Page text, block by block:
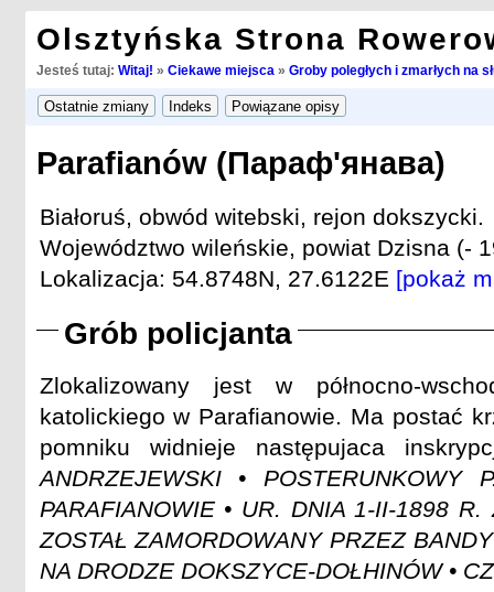
Olsztyńska Strona
Jesteś tutaj: Witaj! » Ciekawe miejsca » Groby poległych i zmarłych na
Parafianów (Параф'янава)
Białoruś, obwód witebski, rejon dokszycki.
Województwo wileńskie, powiat Dzisna (-
Lokalizacja: 54.8748N, 27.6122E [pokaż
Grób policjanta
Zlokalizowany jest w północno-
katolickiego w Parafianowie. Ma postać
pomniku widnieje następujaca
ANDRZEJEWSKI • POSTERUNKOWY
PARAFIANOWIE • UR. DNIA 1-II-1898
ZOSTAŁ ZAMORDOWANY PRZEZ
NA DRODZE DOKSZYCE-DOŁHINÓW •